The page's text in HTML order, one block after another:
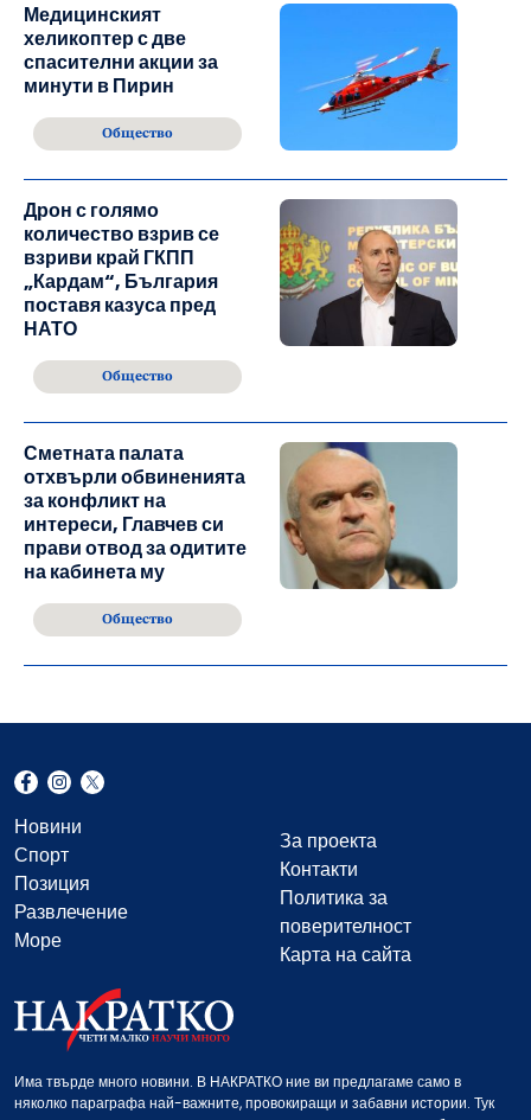
Медицинският
хеликоптер с две
спасителни акции за
минути в Пирин
Общество
Дрон с голямо
количество взрив се
взриви край ГКПП
„Кардам“, България
поставя казуса пред
НАТО
Общество
Сметната палата
отхвърли обвиненията
за конфликт на
интереси, Главчев си
прави отвод за одитите
на кабинета му
Общество
Новини
Спорт
Позиция
Развлечение
Море
За проекта
Контакти
Политика за
поверителност
Карта на сайта
Има твърде много новини. В НАКРАТКО ние ви предлагаме само в
няколко параграфа най-важните, провокиращи и забавни истории. Тук